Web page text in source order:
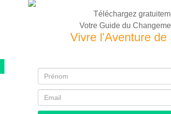
Téléchargez
Votre Guide du
Vivre l'Aventure de